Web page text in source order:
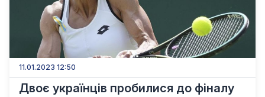
11.01.2023 12:50
Двоє українців пробилися до фіналу